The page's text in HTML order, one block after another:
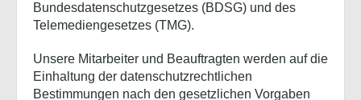
Bundesdatenschutzgesetzes (BDSG) und des
Telemediengesetzes (TMG).
Unsere Mitarbeiter und Beauftragten werden auf die
Einhaltung der datenschutzrechtlichen
Bestimmungen nach den gesetzlichen Vorgaben